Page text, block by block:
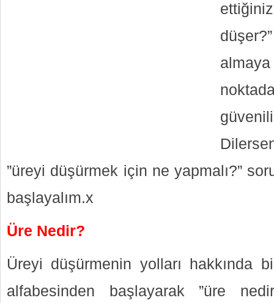
”üreyi düşürmek için ne yapmalı?”
başlayalım.x
Üre Nedir?
Üreyi düşürmenin yolları hakkında
alfabesinden başlayarak ”üre